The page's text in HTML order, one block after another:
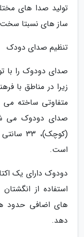
تولید صدا های
ساز های نسبتا
تنظیم صدای دودک
صدای دودوک را با
زیرا در مناطق با
متفاوتی ساخته می
است.
دودوک دارای یک
استفاده از
های اضافی حدود
دهد.